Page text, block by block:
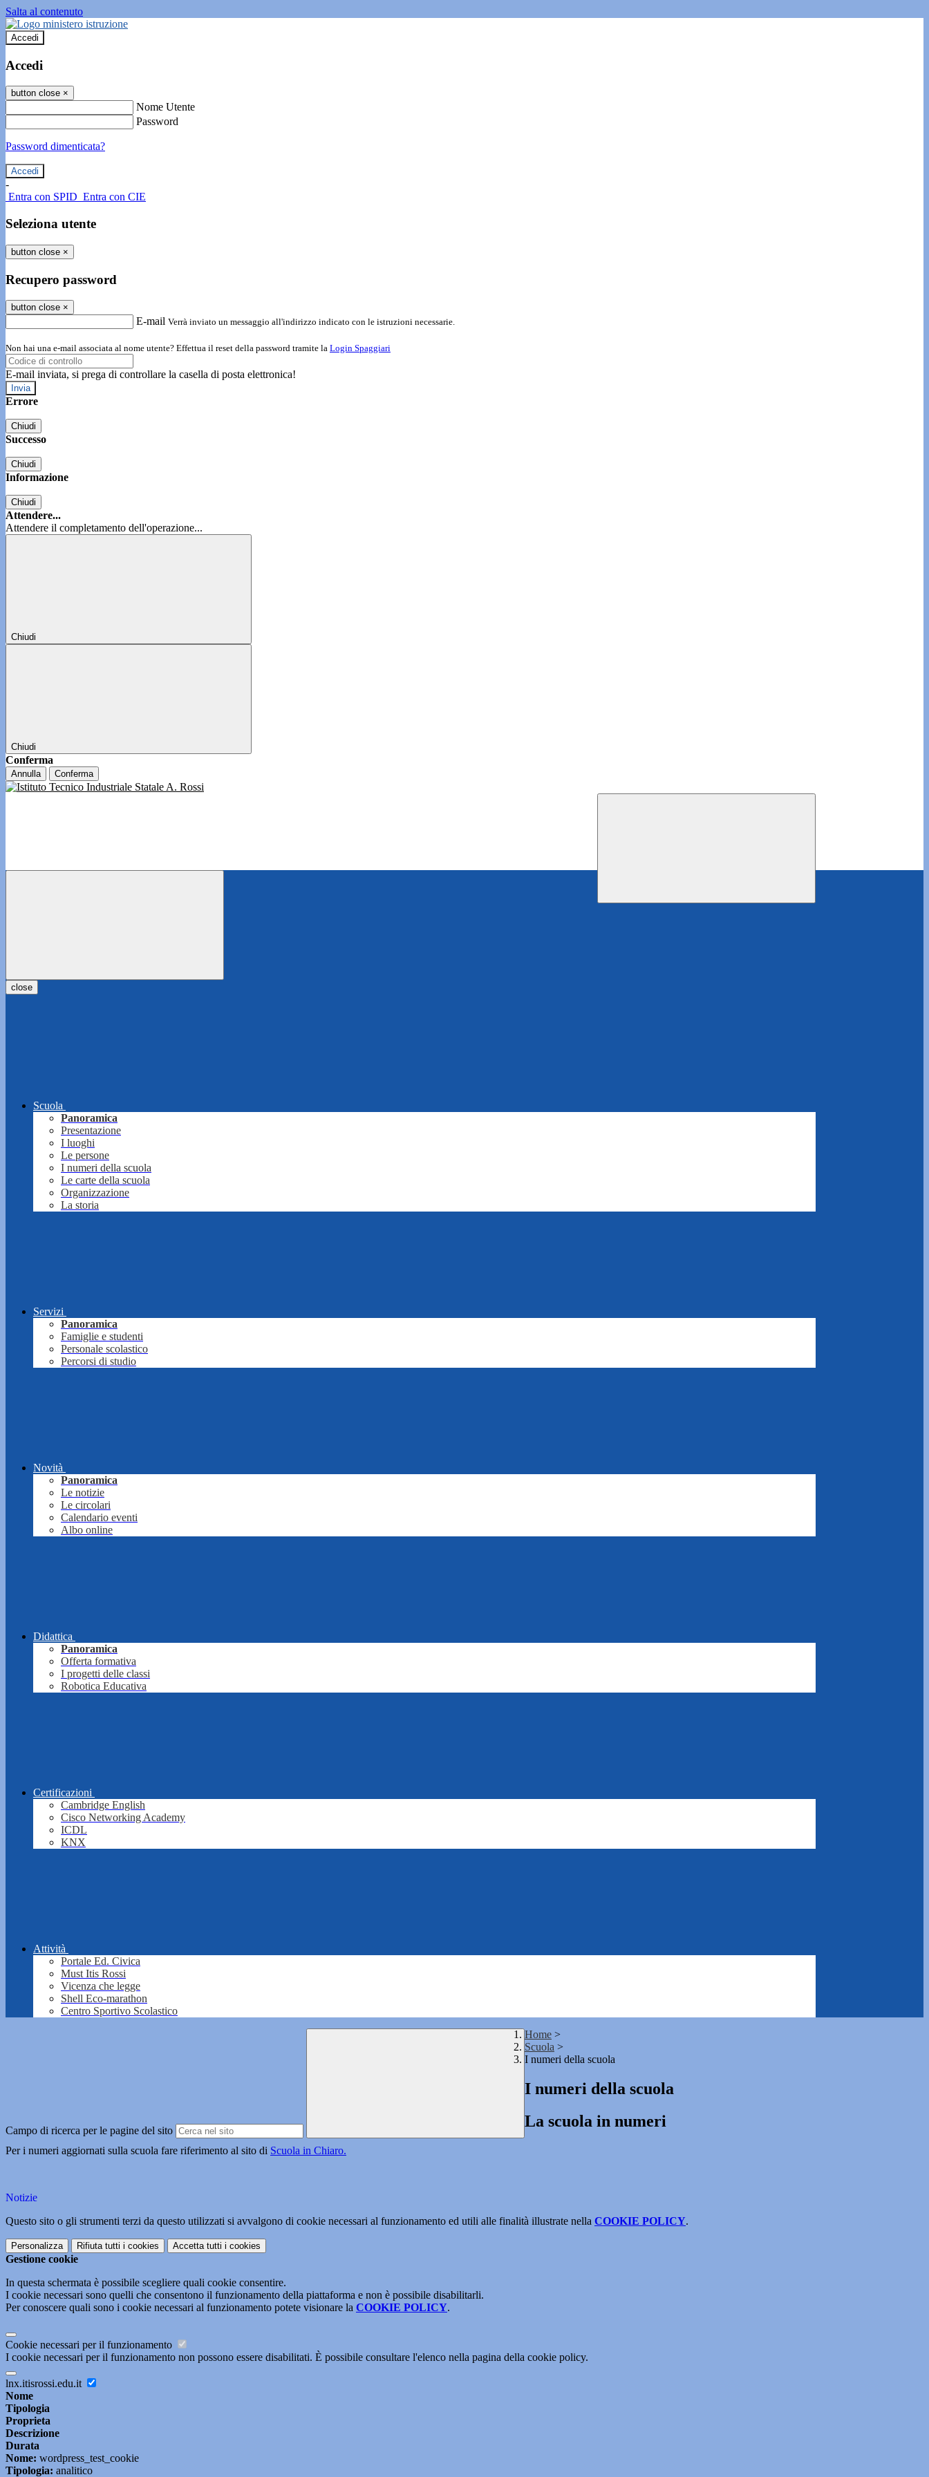
Salta al contenuto
Accedi
Accedi
button close ×
Nome Utente
Password
Password dimenticata?
-
Entra con SPID Entra con CIE
Seleziona utente
button close ×
Recupero password
button close ×
E-mail Verrà inviato un messaggio all'indirizzo indicato con le istruzioni necessarie.
Non hai una e-mail associata al nome utente? Effettua il reset della password tramite la Login Spaggiari
E-mail inviata, si prega di controllare la casella di posta elettronica!
Errore
Chiudi
Successo
Chiudi
Informazione
Chiudi
Attendere...
Attendere il completamento dell'operazione...
Chiudi
Chiudi
Conferma
Annulla Conferma
close
Scuola
Panoramica
Presentazione
I luoghi
Le persone
I numeri della scuola
Le carte della scuola
Organizzazione
La storia
Servizi
Panoramica
Famiglie e studenti
Personale scolastico
Percorsi di studio
Novità
Panoramica
Le notizie
Le circolari
Calendario eventi
Albo online
Didattica
Panoramica
Offerta formativa
I progetti delle classi
Robotica Educativa
Certificazioni
Cambridge English
Cisco Networking Academy
ICDL
KNX
Attività
Portale Ed. Civica
Must Itis Rossi
Vicenza che legge
Shell Eco-marathon
Centro Sportivo Scolastico
Campo di ricerca per le pagine del sito
Home >
Scuola >
I numeri della scuola
I numeri della scuola
La scuola in numeri
Per i numeri aggiornati sulla scuola fare riferimento al sito di Scuola in Chiaro.
Notizie
Questo sito o gli strumenti terzi da questo utilizzati si avvalgono di cookie necessari al funzionamento ed utili alle finalità illustrate nella COOKIE POLICY.
Personalizza Rifiuta tutti i cookies Accetta tutti i cookies
Gestione cookie
In questa schermata è possibile scegliere quali cookie consentire.
I cookie necessari sono quelli che consentono il funzionamento della piattaforma e non è possibile disabilitarli.
Per conoscere quali sono i cookie necessari al funzionamento potete visionare la COOKIE POLICY.
Cookie necessari per il funzionamento
I cookie necessari per il funzionamento non possono essere disabilitati. È possibile consultare l'elenco nella pagina della cookie policy.
lnx.itisrossi.edu.it
Nome
Tipologia
Proprieta
Descrizione
Durata
Nome: wordpress_test_cookie
Tipologia: analitico